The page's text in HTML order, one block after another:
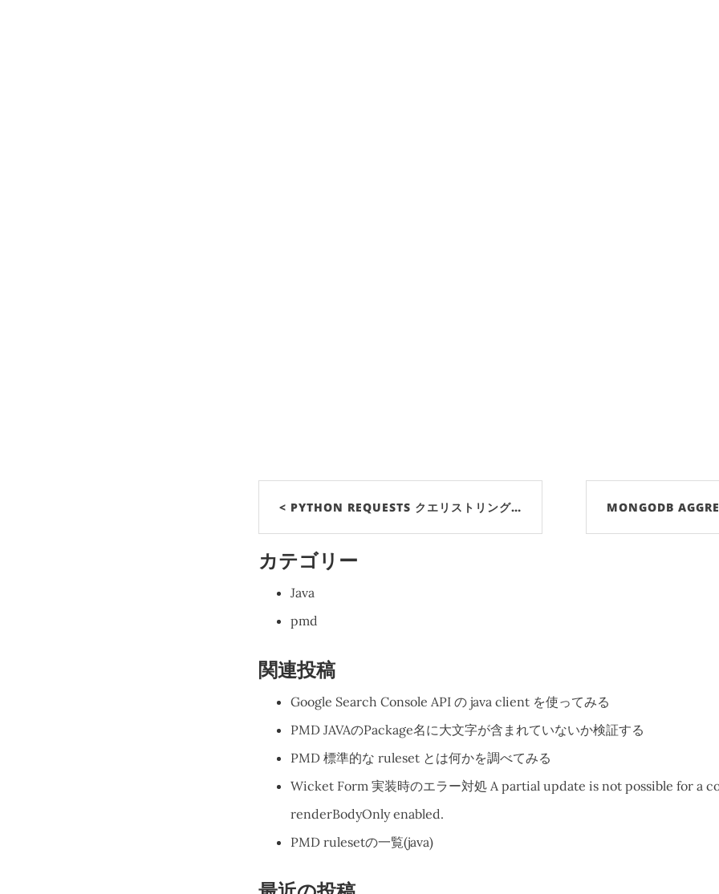
< PYTHON REQUESTS クエリストリング… MONGODB
カテゴリー
Java
pmd
関連投稿
Google Search Console API の java client を使ってみる
PMD JAVAのPackage名に大文字が含まれていないか検証する
PMD 標準的な ruleset とは何かを調べてみる
Wicket Form 実装時のエラー対処 A partial update is not possible for a
renderBodyOnly enabled.
PMD rulesetの一覧(java)